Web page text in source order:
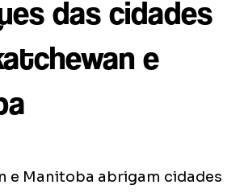
das cidades
e
e Manitoba abrigam cidades